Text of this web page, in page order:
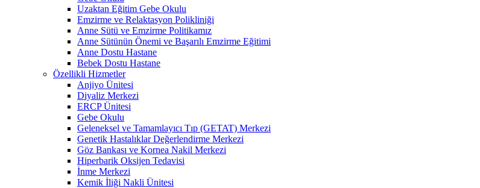
Uzaktan Eğitim Gebe Okulu
Emzirme ve Relaktasyon Polikliniği
Anne Sütü ve Emzirme Politikamız
Anne Sütünün Önemi ve Başarılı Emzirme Eğitimi
Anne Dostu Hastane
Bebek Dostu Hastane
Özellikli Hizmetler
Anjiyo Ünitesi
Diyaliz Merkezi
ERCP Ünitesi
Gebe Okulu
Geleneksel ve Tamamlayıcı Tıp (GETAT) Merkezi
Genetik Hastalıklar Değerlendirme Merkezi
Göz Bankası ve Kornea Nakil Merkezi
Hiperbarik Oksijen Tedavisi
İnme Merkezi
Kemik İliği Nakli Ünitesi